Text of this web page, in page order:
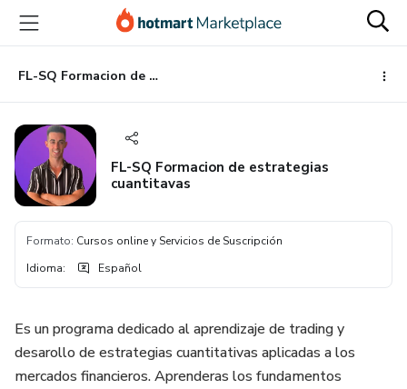
principal
página
de
página
FL-SQ Formacion de estrategias cuantitavas
FL-SQ Formacion de estrategias
cuantitavas
Formato: Cursos online y Servicios de Suscripción
Idioma: Español
Es un programa dedicado al aprendizaje de trading y
desarollo de estrategias cuantitativas aplicadas a los
mercados financieros. Aprenderas los fundamentos